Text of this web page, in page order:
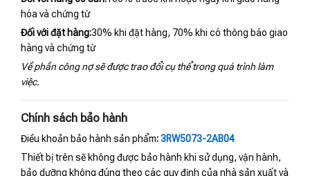
hóa và chứng từ
Đối với đặt hàng:30% khi đặt hàng, 70% khi có thông báo giao
hàng và chứng từ
Về phần công nợ sẽ được trao đổi cụ thể trong quá trình làm
việc.
Chính sách bảo hành
Điều khoản bảo hành sản phẩm:3RW5073-2AB04
Thiết bị trên sẽ không được bảo hành khi sử dụng, vận hành,
bảo dưỡng không đúng theo các quy định của nhà sản xuất và